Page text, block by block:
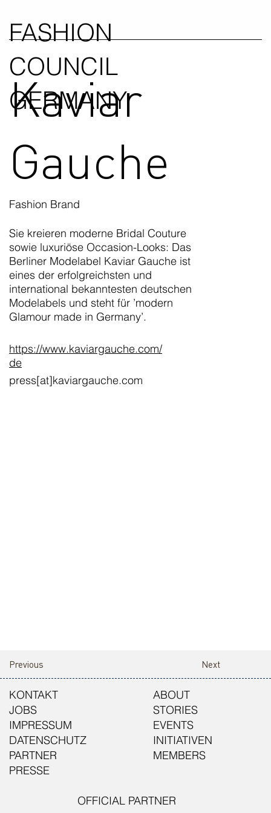
FASHION
COUNCIL
GERMANY
Kaviar
Gauche
Fashion Brand
Sie kreieren moderne Bridal Couture
sowie luxuriöse Occasion-Looks: Das
Berliner Modelabel Kaviar Gauche ist
eines der erfolgreichsten und
international bekanntesten deutschen
Modelabels und steht für ’modern
Glamour made in Germany’.
https://www.kaviargauche.com/
de
press[at]kaviargauche.com
Next
Previous
KONTAKT
JOBS
IMPRESSUM
DATENSCHUTZ
PARTNER
PRESSE
ABOUT
STORIES
EVENTS
INITIATIVEN
MEMBERS
OFFICIAL PARTNER